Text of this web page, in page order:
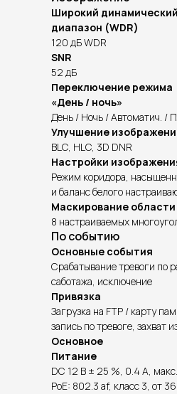
Широкий динамический
диапазон (WDR)
120 дБ WDR
SNR
52 дБ
Переключение режима
«День / ночь»
День / Ночь / Автоматич. /
Улучшение
BLC, HLC, 3D DNR
Настройки
Режим коридора,
и баланс белого
Маскирование области
8 настраиваемых
По событию
Основные события
Срабатывание тревоги по
саботажа, исключение
Привязка
Загрузка на FTP / карту
запись по тревоге, захват
Основное
Питание
DC 12 В ± 25 %, 0.4 А,
PoE: 802.3 af, класс 3, от